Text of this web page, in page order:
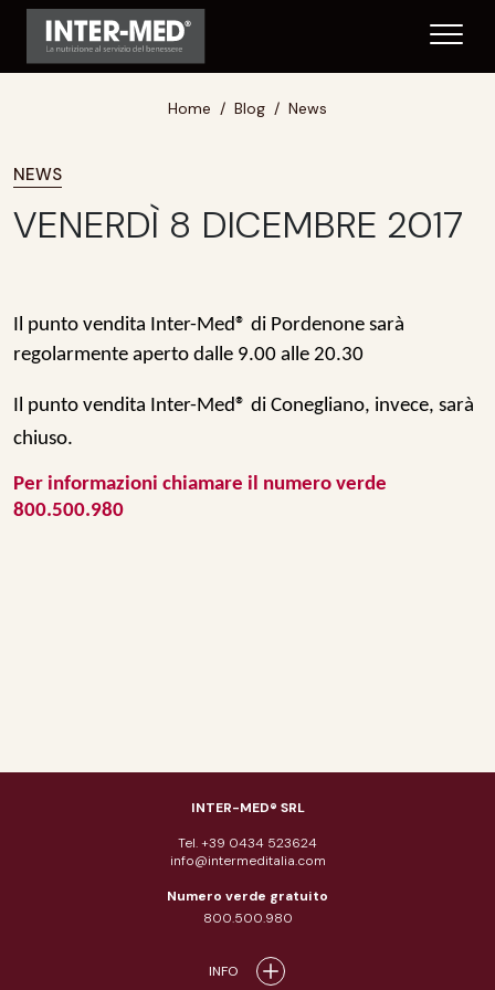
Home Blog News
NEWS
VENERDÌ 8 DICEMBRE 2017
Il punto vendita Inter-Med® di Pordenone sarà
regolarmente aperto dalle 9.00 alle 20.30
Il punto vendita Inter-Med® di Conegliano, invece, sarà
chiuso.
Per informazioni chiamare il numero verde
800.500.980
INTER-MED® SRL
Tel. +39 0434 523624
info@intermeditalia.com
Numero verde gratuito
800.500.980
INFO